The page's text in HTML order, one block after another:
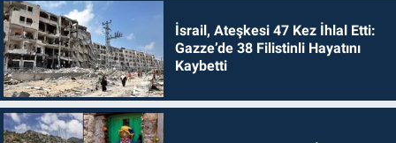
İsrail, Ateşkesi 47 Kez İhlal Etti:
Gazze’de 38 Filistinli Hayatını
Kaybetti